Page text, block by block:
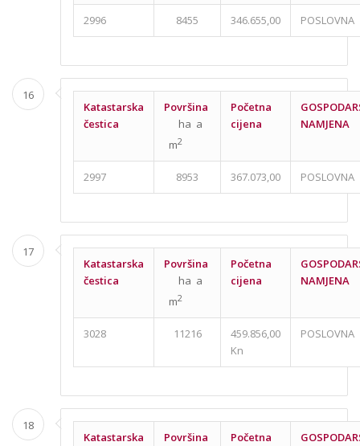
2996 8455 346.655,00 POSLOVNA
16
Katastarska
čestica
Površina
ha a
m2
Početna
cijena
NAMJENA
2997 8953 367.073,00 POSLOVNA
17
Katastarska
čestica
Površina
ha a
m2
Početna
cijena
NAMJENA
3028 11216
459.856,00
Kn
POSLOVNA
18
Katastarska
Površina
Početna